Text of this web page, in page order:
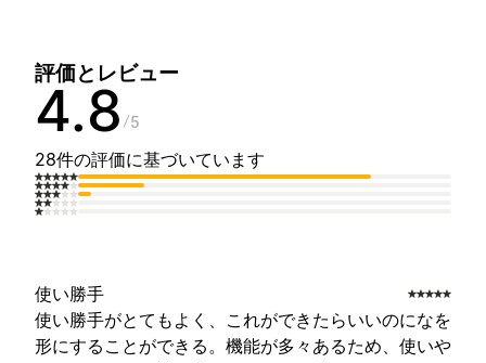
評価とレビュー
4.8 5
28件の評価に基づいています
使い勝手
使い勝手がとてもよく、これができたらいいのになを
形にすることができる。機能が多々あるため、使いや